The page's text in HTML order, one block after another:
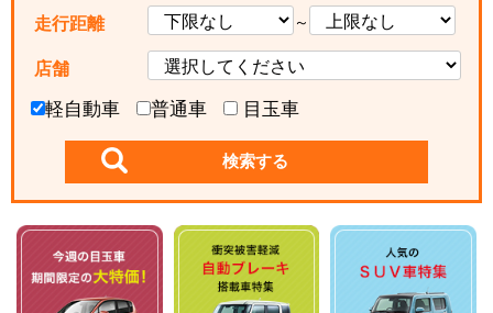
走行距離 ～
店舗
軽自動車 普通車 目玉車